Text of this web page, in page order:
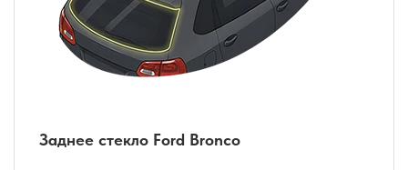
Заднее стекло Ford Bronco